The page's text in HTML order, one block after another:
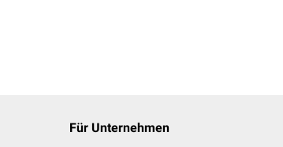
Für Unternehmen